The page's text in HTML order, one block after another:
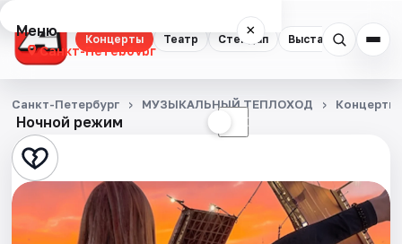
Концерты Театр Стендап Выставки
Меню ×
Санкт-Петербург
Концерты
Театр
Стендап
Выставки
Ночной режим ☾
Санкт-Петербург МУЗЫКАЛЬНЫЙ ТЕПЛОХОД Концерты